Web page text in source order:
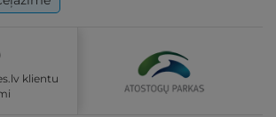
klientu